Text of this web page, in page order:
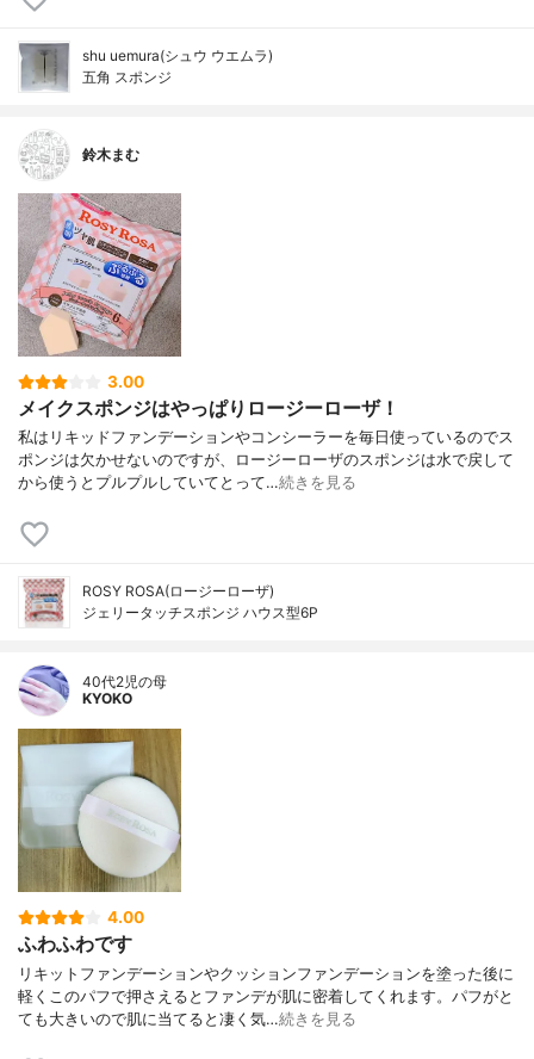
shu uemura(シュウ ウエムラ)
五角 スポンジ
鈴木まむ
3.00
メイクスポンジはやっぱりロージーローザ！
私はリキッドファンデーションやコンシーラーを毎日使っているのでス
ポンジは欠かせないのですが、ロージーローザのスポンジは水で戻して
から使うとプルプルしていてとって…続きを見る
ROSY ROSA(ロージーローザ)
ジェリータッチスポンジ ハウス型6P
40代2児の母
KYOKO
4.00
ふわふわです
リキットファンデーションやクッションファンデーションを塗った後に
軽くこのパフで押さえるとファンデが肌に密着してくれます。パフがと
ても大きいので肌に当てると凄く気…続きを見る